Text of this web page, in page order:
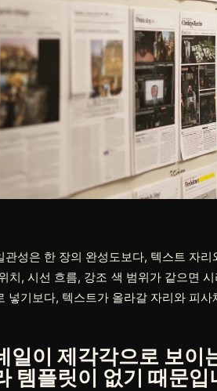
관성은 한 장의 완성도보다, 텍스트 자
치, 시선 흐름, 강조 색 범위가 같으면
넣기보다, 텍스트가 올라갈 자리와 피
일이 제각각으로 보이
템플릿이 없기 때문입